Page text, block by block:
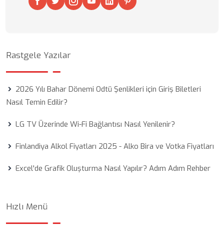
Rastgele Yazılar
2026 Yılı Bahar Dönemi Odtü Şenlikleri için Giriş Biletleri
Nasıl Temin Edilir?
LG TV Üzerinde Wi-Fi Bağlantısı Nasıl Yenilenir?
Finlandiya Alkol Fiyatları 2025 - Alko Bira ve Votka Fiyatları
Excel'de Grafik Oluşturma Nasıl Yapılır? Adım Adım Rehber
Hızlı Menü